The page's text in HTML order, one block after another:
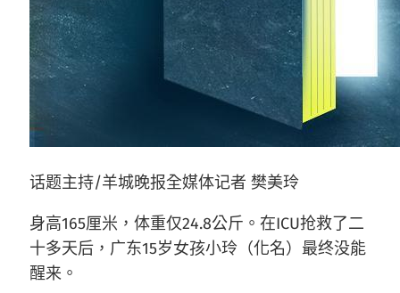
话题主持/羊城晚报全媒体记者 樊美玲
身高165厘米，体重仅24.8公斤。在ICU抢救了二
十多天后，广东15岁女孩小玲（化名）最终没能
醒来。